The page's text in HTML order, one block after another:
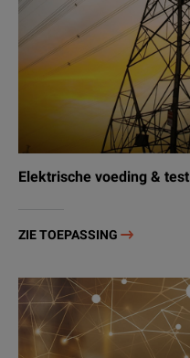
Elektrische voeding & test
ZIE TOEPASSING